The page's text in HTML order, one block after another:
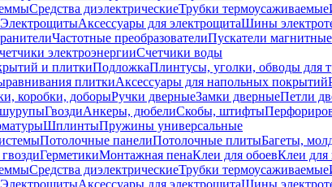
Средства диэлектрическиеТрубки термоусаживаемые
ЭлектрощитыАксессуары для электрощитаШины
Частотные преобразователиПускатели магнитные
электроэнергииСчетчики воды
и плиткиПодложкаПлинтусы, уголки, обводы для
плиткиАксессуары для напольных покрытий
коробки, доборыРучки дверныеЗамки дверныеПетли
ГвоздиАнкеры, дюбелиСкобы, штифты
ШплинтыПружины универсальные
Потолочные панелиПотолочные плитыБагеты,
ГерметикиМонтажная пенаКлеи для обоевКлеи для
Средства диэлектрическиеТрубки термоусаживаемые
ЭлектрощитыАксессуары для электрощитаШины